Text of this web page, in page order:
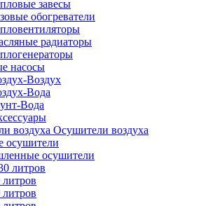
завесы
обогреватели
радиаторы
насосы
Воздух
Вода
Вода
Осушители воздуха
осушители
осушители
литров
литров
литров